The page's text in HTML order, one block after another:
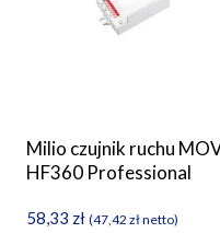
Milio czujnik ruchu
HF360 Professional
58,33 zł (47,42 złnetto)